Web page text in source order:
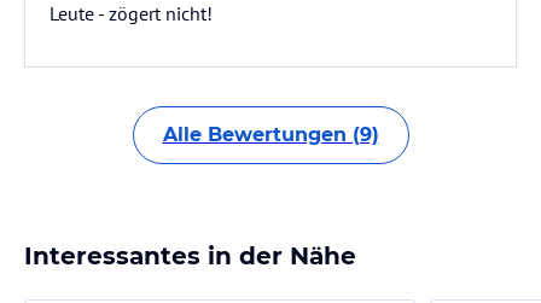
Leute - zögert nicht!
Alle Bewertungen (9)
Interessantes in der Nähe